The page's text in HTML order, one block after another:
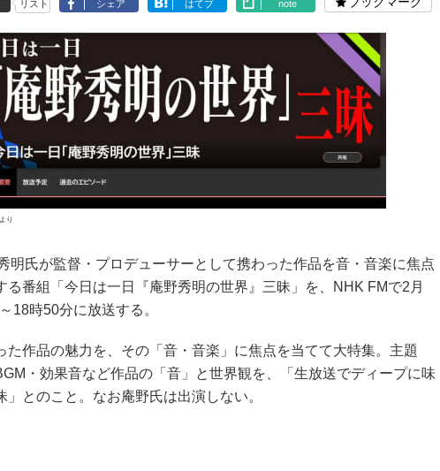
リスト シェア はてブ note
り
明氏が監督・プロデューサーとして携わった作品を音・音楽に焦点
る番組「今日は一日『庵野秀明の世界』三昧」を、NHK FMで2月
18時50分に放送する。
た作品の魅力を、その「音・音楽」に焦点を当てて大特集。主題
・効果音など作品の「音」と世界観を、「生放送でディープに味
」とのこと。なお庵野氏は出演しない。